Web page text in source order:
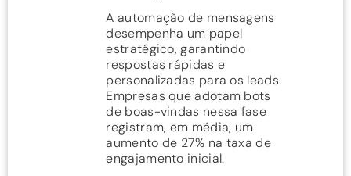
A automação de mensagens
desempenha um papel
estratégico, garantindo
respostas rápidas e
personalizadas para os leads.
Empresas que adotam bots
de boas-vindas nessa fase
registram, em média, um
aumento de 27% na taxa de
engajamento inicial.